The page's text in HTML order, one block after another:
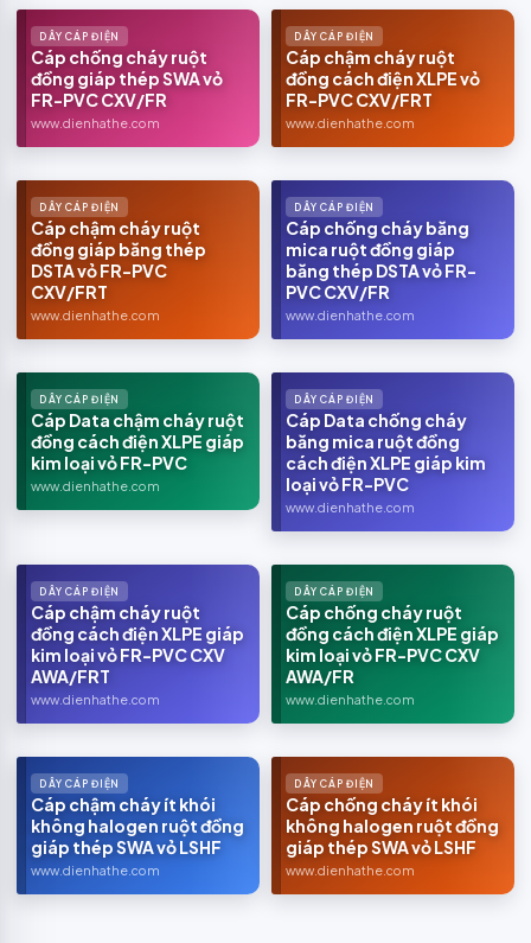
DÂY CÁP ĐIỆN
Cáp chống cháy ruột
đồng giáp thép SWA vỏ
FR-PVC CXV/FR
www.dienhathe.com
DÂY CÁP ĐIỆN
Cáp chậm cháy ruột
đồng cách điện XLPE vỏ
FR-PVC CXV/FRT
www.dienhathe.com
DÂY CÁP ĐIỆN
Cáp chậm cháy ruột
đồng giáp băng thép
DSTA vỏ FR-PVC
CXV/FRT
www.dienhathe.com
DÂY CÁP ĐIỆN
Cáp chống cháy băng
mica ruột đồng giáp
băng thép DSTA vỏ FR-
PVC CXV/FR
www.dienhathe.com
DÂY CÁP ĐIỆN
Cáp Data chậm cháy ruột
đồng cách điện XLPE giáp
kim loại vỏ FR-PVC
www.dienhathe.com
DÂY CÁP ĐIỆN
Cáp Data chống cháy
băng mica ruột đồng
cách điện XLPE giáp kim
loại vỏ FR-PVC
www.dienhathe.com
DÂY CÁP ĐIỆN
Cáp chậm cháy ruột
đồng cách điện XLPE giáp
kim loại vỏ FR-PVC CXV
AWA/FRT
www.dienhathe.com
DÂY CÁP ĐIỆN
Cáp chống cháy ruột
đồng cách điện XLPE giáp
kim loại vỏ FR-PVC CXV
AWA/FR
www.dienhathe.com
DÂY CÁP ĐIỆN
Cáp chậm cháy ít khói
không halogen ruột đồng
giáp thép SWA vỏ LSHF
www.dienhathe.com
DÂY CÁP ĐIỆN
Cáp chống cháy ít khói
không halogen ruột đồng
giáp thép SWA vỏ LSHF
www.dienhathe.com